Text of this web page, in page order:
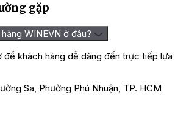
gặp
WINEVN ở đâu?
khách hàng dễ dàng đến trực tiếp lựa
Sa, Phường Phú Nhuận, TP. HCM